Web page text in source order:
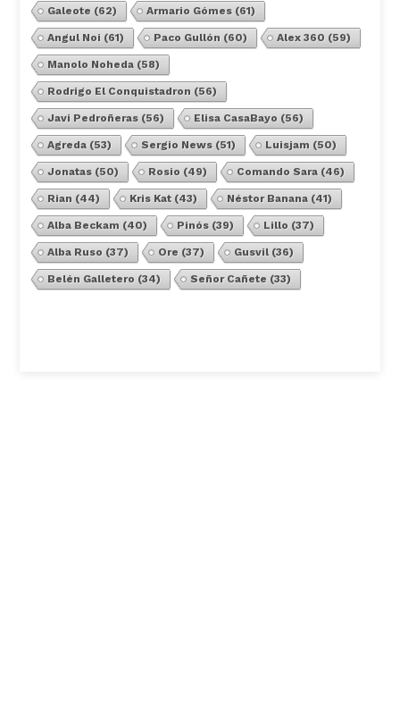
Galeote (62) Armario Gómes(61)
Angul Noi (61) Paco Gullón (60) Alex 360 (59)
Manolo Noheda(58)
Rodrigo El Conquistadron (56)
Javi Pedroñeras(56) Elisa CasaBayo (56)
Agreda(53) Sergio News(51) Luisjam (50)
Jonatas(50) Rosio (49) Comando Sara(46)
Rian (44) Kris Kat(43) Néstor Banana(41)
Alba Beckam (40) Pinós(39) Lillo (37)
Alba Ruso (37) Ore (37) Gusvil(36)
Belén Galletero (34) Señor Cañete (33)